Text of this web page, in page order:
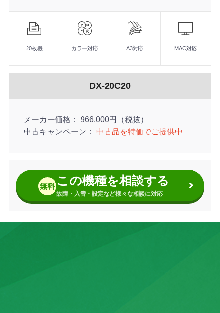
■連続複写速度：カラー、モノクロともに20枚/分
■両面印刷＆ページ集約機能を搭載
■フィットページ機能でミスプリントを削減
20枚機 カラー対応 A3対応 MAC対応
DX-20C20
メーカー価格
966,000円（税抜）
中古キャンペーン
中古品を特価でご提供中
無料 この機種を相談する
故障・入替・設定など様々な相談に対応